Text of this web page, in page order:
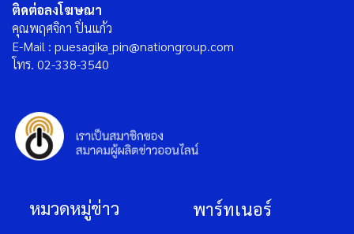
ติดต่อลงโฆษณา
คุณพฤศจิกา ปิ่นแก้ว
E-Mail : puesagika_pin@nationgroup.com
โทร. 02-338-3540
หมวดหมู่ข่าว พาร์ทเนอร์